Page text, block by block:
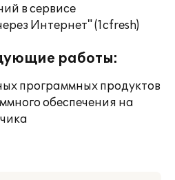
в сервисе
Интернет" (1cfresh)
работы:
программных продуктов
обеспечения на